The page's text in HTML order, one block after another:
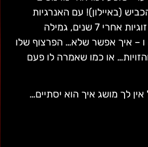
(באיילון)! עם האנרגיות
המטורפות שלו יאדגר יורה פאנצ’ים לכל כיוון – זוגיות אחרי 7 שנים, גמילה
ו – איך אפשר שלא… הפרצוף שלו
או כמו שאמרה לו פעם
לך מושג איך הוא יסתיים…